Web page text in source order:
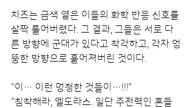
치즈는 금색 옅은 이들의 화학 반응 신호를
살짝 틀어버렸다. 그 결과, 그들은 서로 다
른 방향에 군대가 있다고 착각하고, 각자 엉
뚱한 방향으로 흩어져버린 것이다.
“이… 이런 멍청한 것들이…!!!”
“침착해라, 엘도라스. 일단 주전력인 혼들